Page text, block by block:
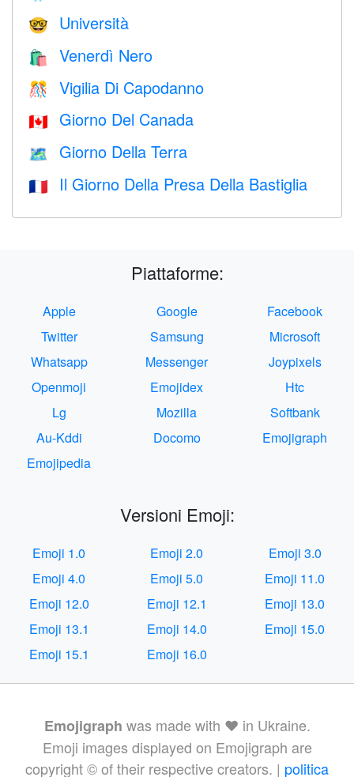
🤓 Università
🛍 Venerdì Nero
🎊 Vigilia Di Capodanno
🇨🇦 Giorno Del Canada
🗺️ Giorno Della Terra
🇫🇷 Il Giorno Della Presa Della Bastiglia
Piattaforme:
Apple Google
Facebook
Twitter
Samsung
Microsoft
Whatsapp
Messenger
Joypixels
Openmoji
Emojidex
Htc
Lg
Mozilla
Softbank
Au-Kddi
Docomo
Emojigraph
Emojipedia
Versioni Emoji:
Emoji 1.0 Emoji 2.0
Emoji 3.0
Emoji 4.0
Emoji 5.0
Emoji 11.0
Emoji 12.0
Emoji 12.1
Emoji 13.0
Emoji 13.1
Emoji 14.0
Emoji 15.0
Emoji 15.1
Emoji 16.0
Emojigraph was made with ❤️ in Ukraine.
Emoji images displayed on Emojigraph are
copyright © of their respective creators. | politica